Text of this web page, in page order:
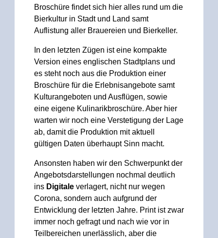
Broschüre findet sich hier alles rund um die
Bierkultur in Stadt und Land samt
Auflistung aller Brauereien und Bierkeller.
In den letzten Zügen ist eine kompakte
Version eines englischen Stadtplans und
es steht noch aus die Produktion einer
Broschüre für die Erlebnisangebote samt
Kulturangeboten und Ausflügen, sowie
eine eigene Kulinarikbroschüre. Aber hier
warten wir noch eine Verstetigung der Lage
ab, damit die Produktion mit aktuell
gültigen Daten überhaupt Sinn macht.
Ansonsten haben wir den Schwerpunkt der
Angebotsdarstellungen nochmal deutlich
ins Digitale verlagert, nicht nur wegen
Corona, sondern auch aufgrund der
Entwicklung der letzten Jahre. Print ist zwar
immer noch gefragt und nach wie vor in
Teilbereichen unerlässlich, aber die